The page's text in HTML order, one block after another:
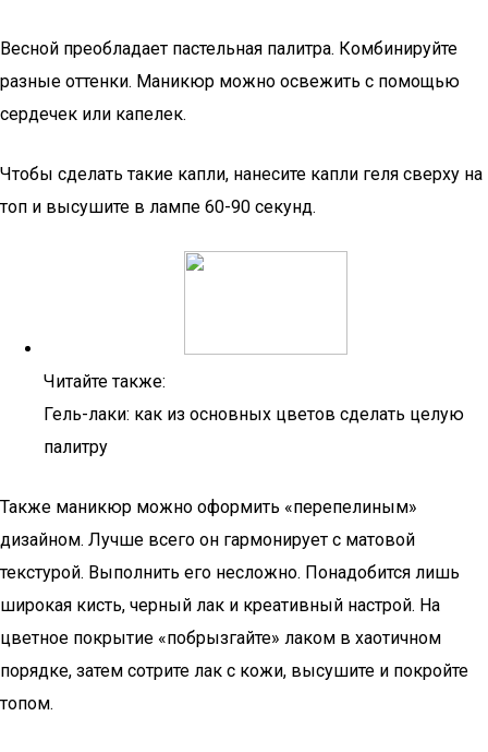
Весной преобладает пастельная палитра. Комбинируйте
разные оттенки. Маникюр можно освежить с помощью
сердечек или капелек.
Чтобы сделать такие капли, нанесите капли геля сверху на
топ и высушите в лампе 60-90 секунд.
Читайте также:
Гель-лаки: как из основных цветов сделать целую
палитру
Также маникюр можно оформить «перепелиным»
дизайном. Лучше всего он гармонирует с матовой
текстурой. Выполнить его несложно. Понадобится лишь
широкая кисть, черный лак и креативный настрой. На
цветное покрытие «побрызгайте» лаком в хаотичном
порядке, затем сотрите лак с кожи, высушите и покройте
топом.